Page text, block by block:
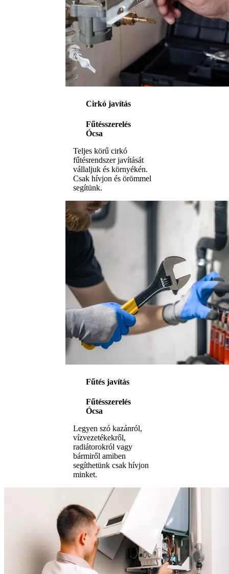
Cirkó javítás
Fűtésszerelés
Ócsa
Teljes körű cirkó
fűtésrendszer javítását
vállaljuk és környékén.
Csak hívjon és örömmel
segítünk.
Fűtés javítás
Fűtésszerelés
Ócsa
Legyen szó kazánról,
vízvezetékekről,
radiátorokról vagy
bármiről amiben
segíthetünk csak hívjon
minket.